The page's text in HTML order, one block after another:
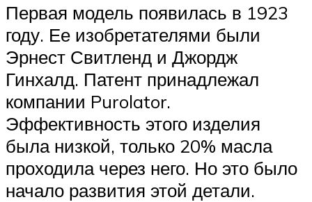
Первая модель появилась в 1923
году. Ее изобретателями были
Эрнест Свитленд и Джордж
Гинхалд. Патент принадлежал
компании Purolator.
Эффективность этого изделия
была низкой, только 20% масла
проходила через него. Но это было
начало развития этой детали.